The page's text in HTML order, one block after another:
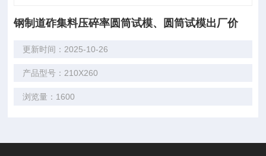
钢制道砟集料压碎率圆筒试模、圆筒试模出厂价
更新时间：2025-10-26
产品型号：210X260
浏览量：1600